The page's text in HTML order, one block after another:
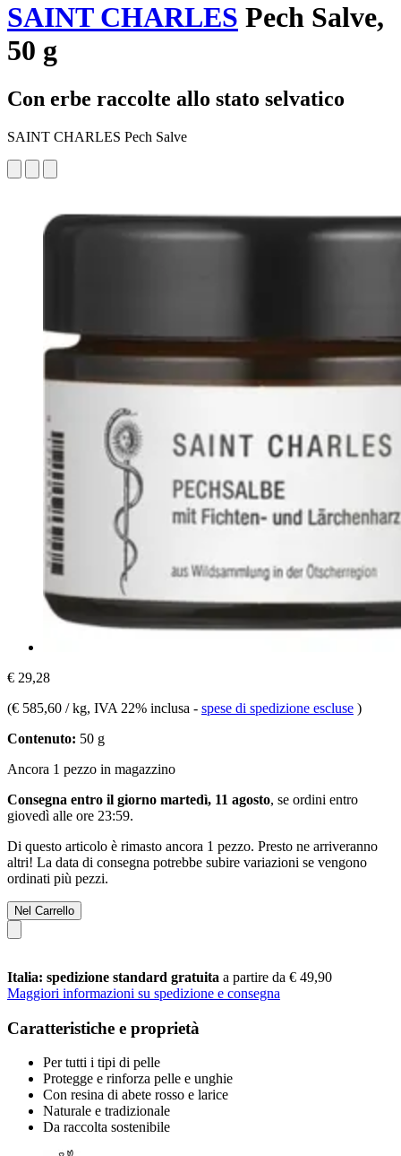
SAINT CHARLES Pech Salve,
50 g
Con erbe raccolte allo stato selvatico
SAINT CHARLES Pech Salve
€ 29,28
(€ 585,60 / kg, IVA 22% inclusa - spese di spedizione escluse )
Contenuto: 50 g
Ancora 1 pezzo in magazzino
Consegna entro il giorno martedì, 11 agosto, se ordini entro
giovedì alle ore 23:59.
Di questo articolo è rimasto ancora 1 pezzo. Presto ne arriveranno
altri! La data di consegna potrebbe subire variazioni se vengono
ordinati più pezzi.
Nel Carrello
Italia: spedizione standard gratuita a partire da € 49,90
Maggiori informazioni su spedizione e consegna
Caratteristiche e proprietà
Per tutti i tipi di pelle
Protegge e rinforza pelle e unghie
Con resina di abete rosso e larice
Naturale e tradizionale
Da raccolta sostenibile